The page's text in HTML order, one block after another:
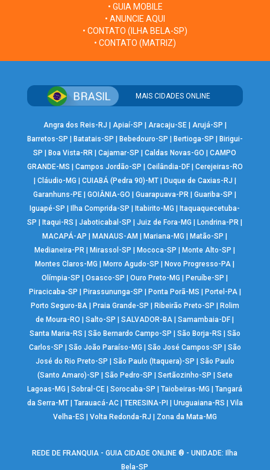
• GUIA MOBILE
• ANUNCIE AQUI
• CONTATO (ILHA BELA-SP)
• CONTATO (MATRIZ)
MAIS CIDADES ONLINE
Angra dos Reis-RJ | Apiaí-SP | Aracaju-SE| Arujá-SP |
Barretos-SP | Batatais-SP | Bebedouro-SP | Bertioga-SP | Birigui-
SP |Boa Vista-RR |Cajamar-SP |Caldas Novas-GO |CAMPO
GRANDE-MS | Campos Jordão-SP | Ceilândia-DF| Cerejeiras-RO
| Cláudio-MG | CUIABÁ (Pedra 90)-MT| Duque de Caxias-RJ |
Garanhuns-PE |GOIÂNIA-GO |Guarapuava-PR |Guariba-SP |
Iguapé-SP |Ilha Comprida-SP |Itabirito-MG |Itaquaquecetuba-
SP |Itaqui-RS |Jaboticabal-SP |Juiz de Fora-MG |Londrina-PR |
MACAPÁ-AP |MANAUS-AM |Mariana-MG |Matão-SP |
Medianeira-PR |Mirassol-SP |Mococa-SP |Monte Alto-SP |
Montes Claros-MG |Morro Agudo-SP |Novo Progresso-PA |
Olímpia-SP |Osasco-SP |Ouro Preto-MG |Peruíbe-SP |
Piracicaba-SP | Pirassununga-SP | Ponta Porã-MS | Portel-PA|
Porto Seguro-BA| Praia Grande-SP | Ribeirão Preto-SP | Rolim
de Moura-RO |Salto-SP |SALVADOR-BA |Samambaia-DF |
Santa Maria-RS | São Bernardo Campo-SP | São Borja-RS | São
Carlos-SP | São João Paraíso-MG | São José Campos-SP | São
José do Rio Preto-SP | São Paulo (Itaquera)-SP | São Paulo
(Santo Amaro)-SP | São Pedro-SP | Sertãozinho-SP | Sete
Lagoas-MG |Sobral-CE |Sorocaba-SP |Taiobeiras-MG |Tangará
da Serra-MT| Tarauacá-AC| TERESINA-PI | Uruguaiana-RS | Vila
Velha-ES | Volta Redonda-RJ | Zona da Mata-MG
REDE DE FRANQUIA - GUIA CIDADE ONLINE ® - UNIDADE: Ilha
Bela-SP